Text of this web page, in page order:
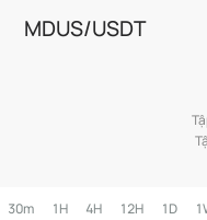
MDUS/USDT
30m 1H 4H 12H 1D